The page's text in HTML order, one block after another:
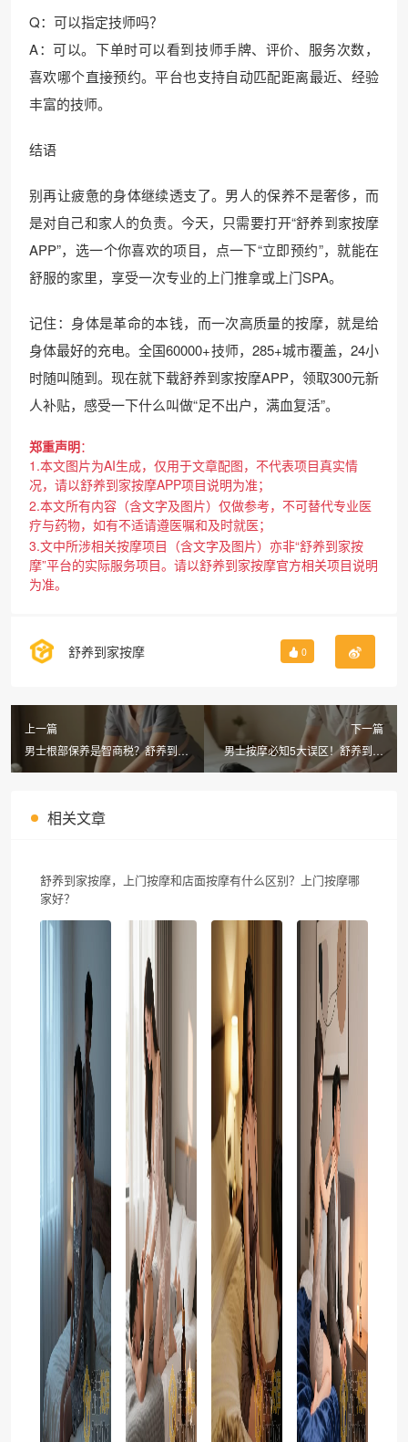
Q：可以指定技师吗？
A：可以。下单时可以看到技师手牌、评价、服务次数，
喜欢哪个直接预约。平台也支持自动匹配距离最近、经验
丰富的技师。
结语
别再让疲惫的身体继续透支了。男人的保养不是奢侈，而
是对自己和家人的负责。今天，只需要打开“舒养到家按摩
APP”，选一个你喜欢的项目，点一下“立即预约”，就能在
舒服的家里，享受一次专业的上门推拿或上门SPA。
记住：身体是革命的本钱，而一次高质量的按摩，就是给
身体最好的充电。全国60000+技师，285+城市覆盖，24小
时随叫随到。现在就下载舒养到家按摩APP，领取300元新
人补贴，感受一下什么叫做“足不出户，满血复活”。
郑重声明：
1.本文图片为AI生成，仅用于文章配图，不代表项目真实情
况，请以舒养到家按摩APP项目说明为准；
2.本文所有内容（含文字及图片）仅做参考，不可替代专业医
疗与药物，如有不适请遵医嘱和及时就医；
3.文中所涉相关按摩项目（含文字及图片）亦非“舒养到家按
摩”平台的实际服务项目。请以舒养到家按摩官方相关项目说明
为准。
舒养到家按摩 0
上一篇
男士根部保养是智商税？舒养到家
按摩APP揭秘养生SPA真相
下一篇
男士按摩必知5大误区！舒养到家
按摩教你避开坑
相关文章
舒养到家按摩，上门按摩和店面按摩有什么区别？上门按摩哪
家好？